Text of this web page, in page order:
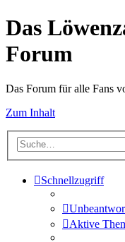
Das
Forum
Das Forum für alle Fans
Zum Inhalt
Schnellzugriff
Aktive